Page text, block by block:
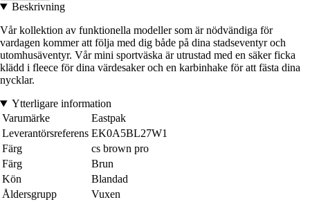
Beskrivning
Vår kollektion av funktionella modeller som är nödvändiga för
vardagen kommer att följa med dig både på dina stadseventyr och
utomhusäventyr. Vår mini sportväska är utrustad med en säker ficka
klädd i fleece för dina värdesaker och en karbinhake för att fästa dina
nycklar.
Ytterligare information
Varumärke
Eastpak
Leverantörsreferens EK0A5BL27W1
Färg
cs brown pro
Färg
Brun
Kön
Blandad
Åldersgrupp
Vuxen